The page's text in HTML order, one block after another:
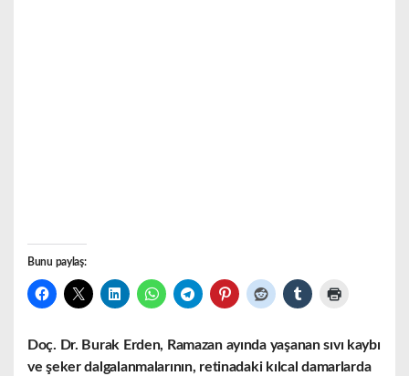
Bunu paylaş:
Doç. Dr. Burak Erden, Ramazan ayında yaşanan sıvı kaybı
ve şeker dalgalanmalarının, retinadaki kılcal damarlarda